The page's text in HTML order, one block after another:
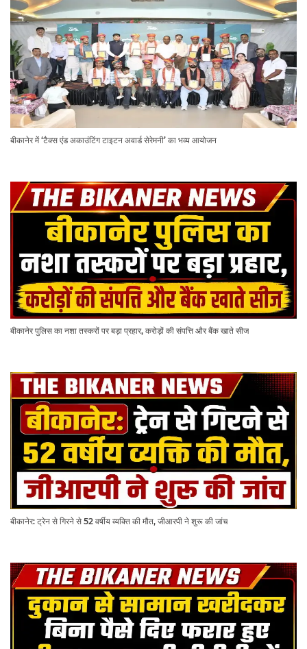
बीकानेर में ‘टैक्स एंड अकाउंटिंग टाइटन अवार्ड सेरेमनी’ का भव्य आयोजन
बीकानेर पुलिस का नशा तस्करों पर बड़ा प्रहार, करोड़ों की संपत्ति और बैंक खाते सीज
बीकानेर: ट्रेन से गिरने से 52 वर्षीय व्यक्ति की मौत, जीआरपी ने शुरू की जांच